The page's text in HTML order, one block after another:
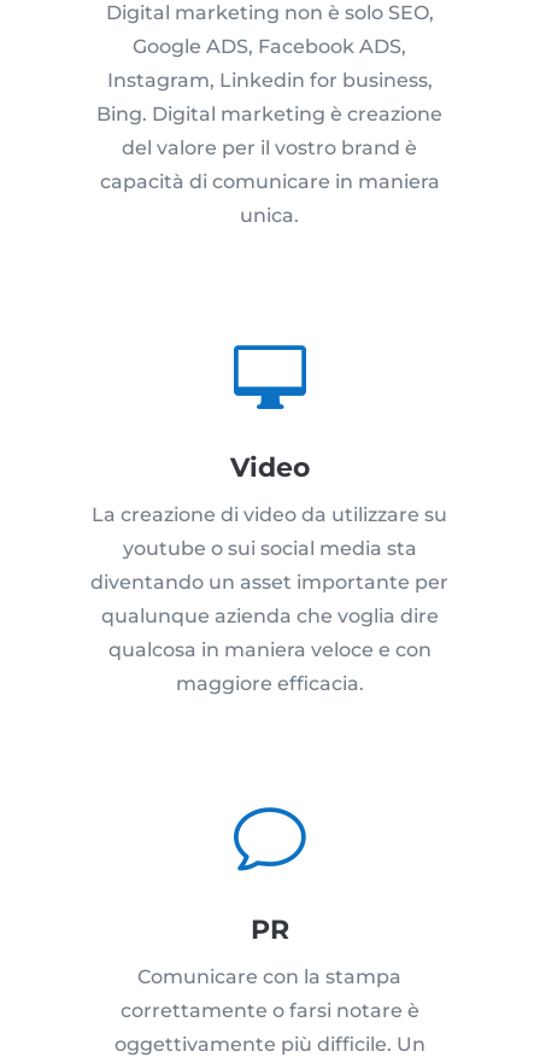
Digital marketing non è solo SEO,
Google ADS, Facebook ADS,
Instagram, Linkedin for business,
Bing. Digital marketing è creazione
del valore per il vostro brand è
capacità di comunicare in maniera
unica.

Video
La creazione di video da utilizzare su
youtube o sui social media sta
diventando un asset importante per
qualunque azienda che voglia dire
qualcosa in maniera veloce e con
maggiore efficacia.
v
PR
Comunicare con la stampa
correttamente o farsi notare è
oggettivamente più difficile. Un